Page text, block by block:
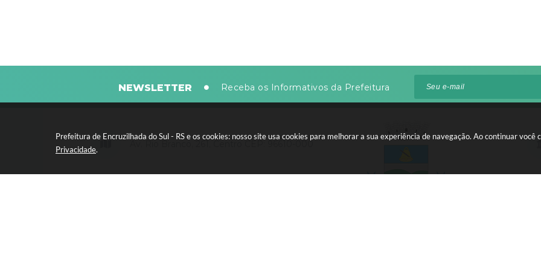
Prefeitura de Encruzilhada do Sul - RS e os cookies: nosso site usa cookies para melhorar a sua experiência de navegação. Ao continuar você
Privacidade.
NEWSLETTER Receba os Informativos da Prefeitura
Av. Rio Branco, 261, Centro CEP: 96610-000